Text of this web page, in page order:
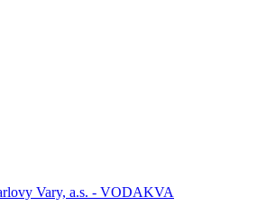
Vary, a.s. - VODAKVA